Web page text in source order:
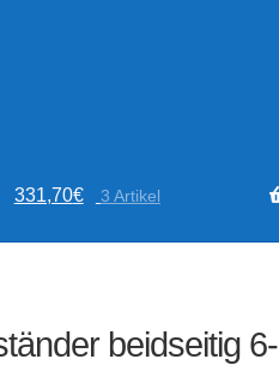
331,70€ 3 Artikel
beidseitig 6-